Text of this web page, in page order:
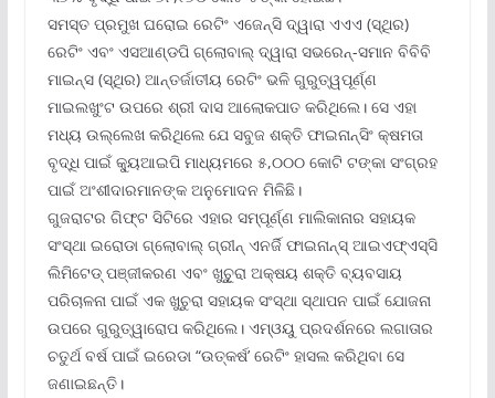
ସମସ୍ତ ପ୍ରମୁଖ ଘରୋଇ ରେଟିଂ ଏଜେନ୍ସି ଦ୍ୱାରା ଏଏଏ (ସ୍ଥିର)
ରେଟିଂ ଏବଂ ଏସଆଣ୍ଡପି ଗ୍ଲୋବାଲ୍ ଦ୍ୱାରା ସଭରେନ୍‌-ସମାନ ବିବିବି
ମାଇନ୍ସ (ସ୍ଥିର) ଆନ୍ତର୍ଜାତୀୟ ରେଟିଂ ଭଳି ଗୁରୁତ୍ୱପୂର୍ଣ୍ଣ
ମାଇଲଖୁଂଟ ଉପରେ ଶ୍ରୀ ଦାସ ଆଲୋକପାତ କରିଥିଲେ। ସେ ଏହା
ମଧ୍ୟ ଉଲ୍ଲେଖ କରିଥିଲେ ଯେ ସବୁଜ ଶକ୍ତି ଫାଇନାନ୍ସିଂ କ୍ଷମତା
ବୃଦ୍ଧି ପାଇଁ କ୍ୟୁଆଇପି ମାଧ୍ୟମରେ ୫,୦୦୦ କୋଟି ଟଙ୍କା ସଂଗ୍ରହ
ପାଇଁ ଅଂଶୀଦାରମାନଙ୍କ ଅନୁମୋଦନ ମିଳିଛି।
ଗୁଜରାଟର ଗିଫ୍ଟ ସିଟିରେ ଏହାର ସମ୍ପୂର୍ଣ୍ଣ ମାଲିକାନାର ସହାୟକ
ସଂସ୍ଥା ଇରୋଡା ଗ୍ଲୋବାଲ୍ ଗ୍ରୀନ୍ ଏନର୍ଜି ଫାଇନାନ୍ସ୍ ଆଇଏଫ୍‌ଏସ୍‌ସି
ଲିମିଟେଡ୍ ପଞ୍ଜୀକରଣ ଏବଂ ଖୁଚୁୂରା ଅକ୍ଷୟ ଶକ୍ତି ବ୍ୟବସାୟ
ପରିଚାଳନା ପାଇଁ ଏକ ଖୁଚୁରା ସହାୟକ ସଂସ୍ଥା ସ୍ଥାପନ ପାଇଁ ଯୋଜନା
ଉପରେ ଗୁରୁତ୍ୱାରୋପ କରିଥିଲେ। ଏମ୍‌ଓୟୁ ପ୍ରଦର୍ଶନରେ ଲଗାତାର
ଚତୁର୍ଥ ବର୍ଷ ପାଇଁ ଇରେଡା “ଉତ୍କର୍ଷ’ ରେଟିଂ ହାସଲ କରିଥିବା ସେ
ଜଣାଇଛନ୍ତି।